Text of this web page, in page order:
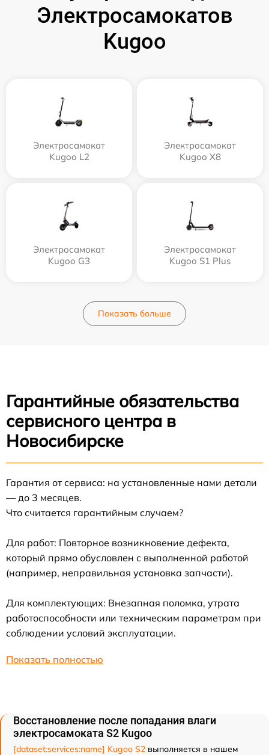
Электросамокатов
Kugoo
Электросамокат
Kugoo L2
Электросамокат
Kugoo X8
Электросамокат
Kugoo G3
Электросамокат
Kugoo S1 Plus
Показать больше
Гарантийные обязательства
сервисного центра в
Новосибирске
Гарантия от сервиса: на установленные нами детали
— до 3 месяцев.
Что считается гарантийным случаем?
Для работ: Повторное возникновение дефекта,
который прямо обусловлен с выполненной работой
(например, неправильная установка запчасти).
Для комплектующих: Внезапная поломка, утрата
работоспособности или техническим параметрам при
соблюдении условий эксплуатации.
Показать полностью
Восстановление после попадания влаги
электросамоката S2 Kugoo
[dataset:services:name] Kugoo S2 выполняется в нашем